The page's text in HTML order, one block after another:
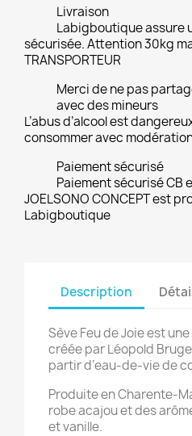
Livraison
Labigboutique assure
sécurisée. Attention 30kg
TRANSPORTEUR
Merci de ne pas
avec des mineurs
L’abus d’alcool est
consommer avec
Paiement sécurisé
Paiement sécurisé CB
JOELSONO CONCEPT est
Labigboutique
Description
Sève Feu de Joie est
créée par Léopold
partir d’eau-de-vie de
Produite en Charente-
robe acajou et des
et vanille.